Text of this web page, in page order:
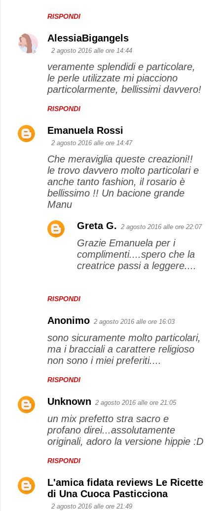
RISPONDI
AlessiaBigangels
2 agosto 2016 alle ore 14:44
veramente splendidi e particolare,
le perle utilizzate mi piacciono
particolarmente, bellissimi davvero!
RISPONDI
Emanuela Rossi
2 agosto 2016 alle ore 14:47
Che meraviglia queste creazioni!!
le trovo davvero molto particolari e
anche tanto fashion, il rosario è
bellissimo !! Un bacione grande
Manu
RISPONDI
Greta G. 2 agosto 2016 alle ore 22:07
Grazie Emanuela per i
complimenti....spero che la
creatrice passi a leggere....
Anonimo 2 agosto 2016 alle ore 16:03
sono sicuramente molto particolari,
ma i bracciali a carattere religioso
non sono i miei preferiti....
RISPONDI
Unknown 2 agosto 2016 alle ore 21:05
un mix prefetto stra sacro e
profano direi...assolutamente
originali, adoro la versione hippie :D
RISPONDI
L'amica fidata reviews Le Ricette
di Una Cuoca Pasticciona
2 agosto 2016 alle ore 21:49